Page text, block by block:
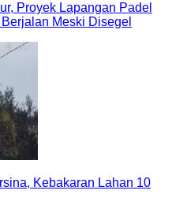
Proyek Lapangan Padel
Meski Disegel
Kebakaran Lahan 10